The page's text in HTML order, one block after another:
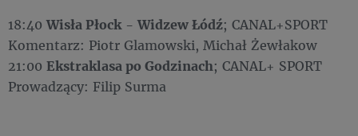
18:40Wisła Płock -Widzew Łódź; CANAL+SPORT
Komentarz: Piotr Glamowski, Michał Żewłakow
21:00 Ekstraklasa po Godzinach; CANAL+ SPORT
Prowadzący: Filip Surma